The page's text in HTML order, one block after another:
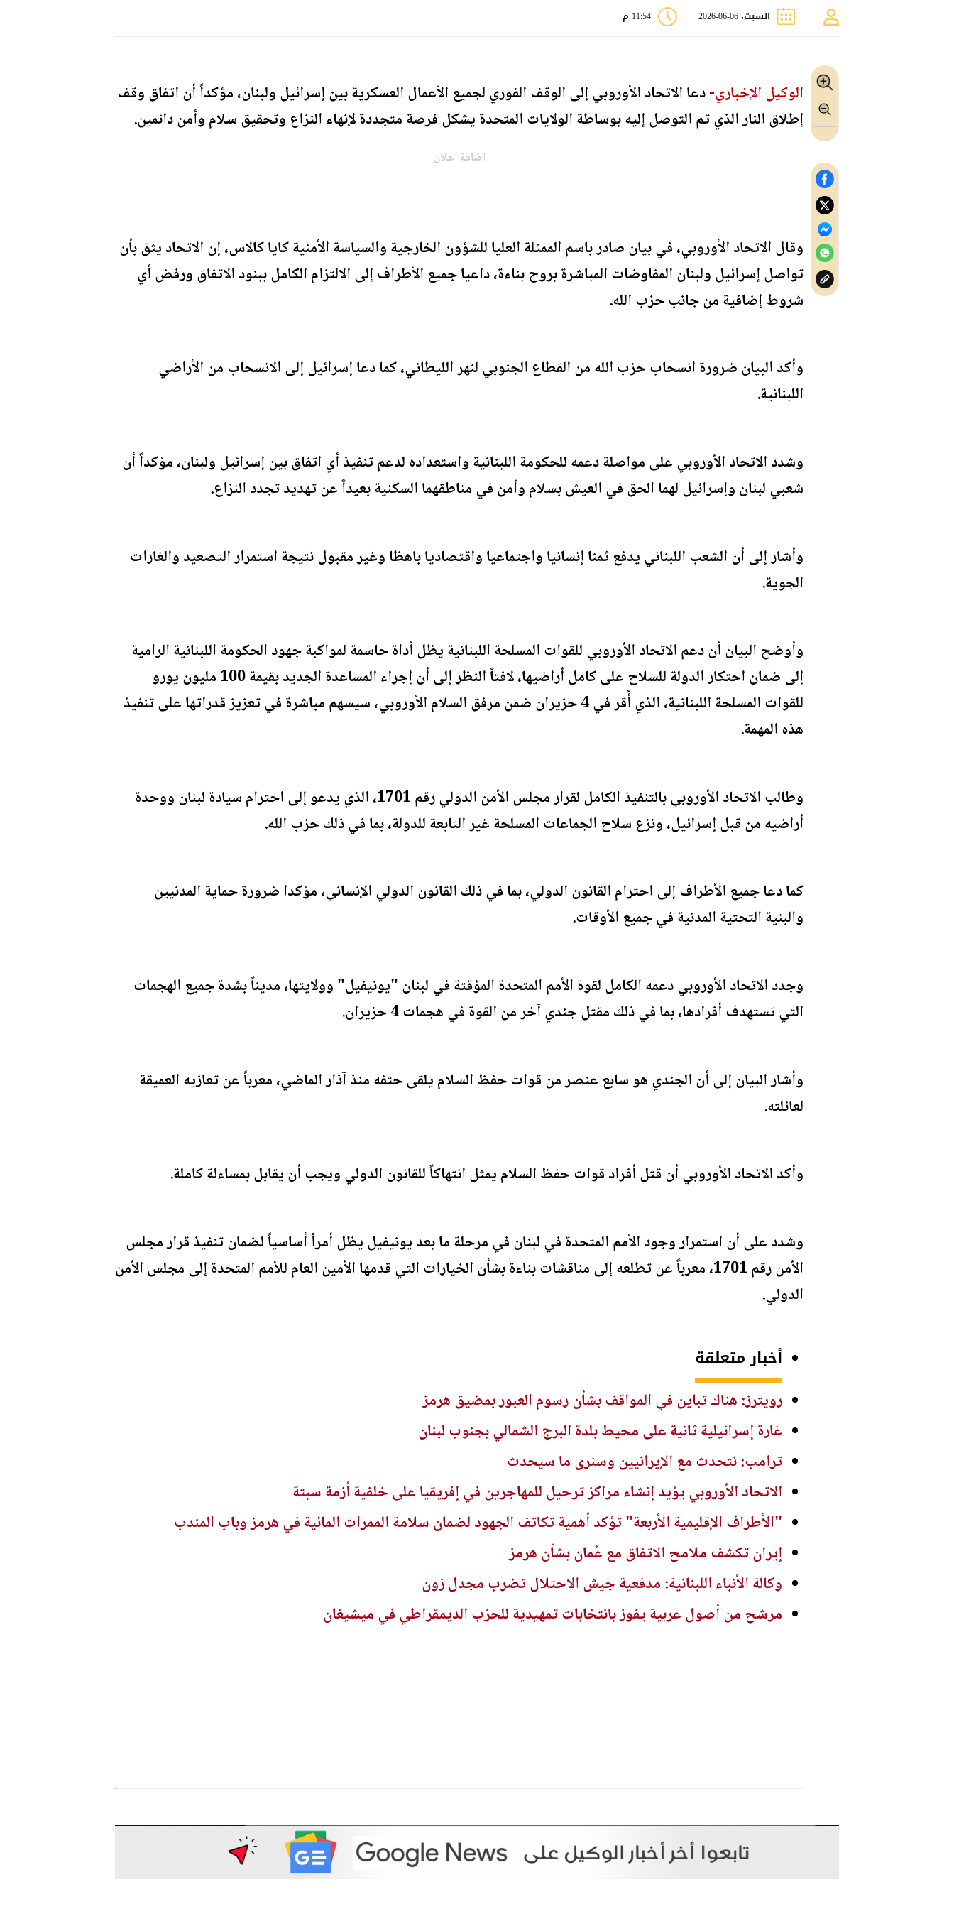
السبت، 06-06-2026 11:54 م
الوكيل الإخباري-دعا الاتحاد الأوروبي إلى الوقف الفوري لجميع الأعمال العسكرية بين إسرائيل ولبنان، مؤكداً أن اتفاق وقف
إطلاق النار الذي تم التوصل إليه بوساطة الولايات المتحدة يشكل فرصة متجددة لإنهاء النزاع وتحقيق سلام وأمن دائمين.
اضافة اعلان
وقال الاتحاد الأوروبي، في بيان صادر باسم الممثلة العليا للشؤون الخارجية والسياسة الأمنية كايا كالاس، إن الاتحاد يثق بأن
تواصل إسرائيل ولبنان المفاوضات المباشرة بروح بناءة، داعيا جميع الأطراف إلى الالتزام الكامل ببنود الاتفاق ورفض أي
شروط إضافية من جانب حزب الله.
وأكد البيان ضرورة انسحاب حزب الله من القطاع الجنوبي لنهر الليطاني، كما دعا إسرائيل إلى الانسحاب من الأراضي
اللبنانية.
وشدد الاتحاد الأوروبي على مواصلة دعمه للحكومة اللبنانية واستعداده لدعم تنفيذ أي اتفاق بين إسرائيل ولبنان، مؤكداً أن
شعبي لبنان وإسرائيل لهما الحق في العيش بسلام وأمن في مناطقهما السكنية بعيداً عن تهديد تجدد النزاع.
وأشار إلى أن الشعب اللبناني يدفع ثمنا إنسانيا واجتماعيا واقتصاديا باهظا وغير مقبول نتيجة استمرار التصعيد والغارات
الجوية.
وأوضح البيان أن دعم الاتحاد الأوروبي للقوات المسلحة اللبنانية يظل أداة حاسمة لمواكبة جهود الحكومة اللبنانية الرامية
إلى ضمان احتكار الدولة للسلاح على كامل أراضيها، لافتاً النظر إلى أن إجراء المساعدة الجديد بقيمة 100 مليون يورو
للقوات المسلحة اللبنانية، الذي أُقر في 4 حزيران ضمن مرفق السلام الأوروبي، سيسهم مباشرة في تعزيز قدراتها على تنفيذ
هذه المهمة.
وطالب الاتحاد الأوروبي بالتنفيذ الكامل لقرار مجلس الأمن الدولي رقم 1701، الذي يدعو إلى احترام سيادة لبنان ووحدة
أراضيه من قبل إسرائيل، ونزع سلاح الجماعات المسلحة غير التابعة للدولة، بما في ذلك حزب الله.
كما دعا جميع الأطراف إلى احترام القانون الدولي، بما في ذلك القانون الدولي الإنساني، مؤكدا ضرورة حماية المدنيين
والبنية التحتية المدنية في جميع الأوقات.
وجدد الاتحاد الأوروبي دعمه الكامل لقوة الأمم المتحدة المؤقتة في لبنان "يونيفيل" وولايتها، مديناً بشدة جميع الهجمات
التي تستهدف أفرادها، بما في ذلك مقتل جندي آخر من القوة في هجمات 4 حزيران.
وأشار البيان إلى أن الجندي هو سابع عنصر من قوات حفظ السلام يلقى حتفه منذ آذار الماضي، معرباً عن تعازيه العميقة
لعائلته.
وأكد الاتحاد الأوروبي أن قتل أفراد قوات حفظ السلام يمثل انتهاكاً للقانون الدولي ويجب أن يقابل بمساءلة كاملة.
وشدد على أن استمرار وجود الأمم المتحدة في لبنان في مرحلة ما بعد يونيفيل يظل أمراً أساسياً لضمان تنفيذ قرار مجلس
الأمن رقم 1701، معرباً عن تطلعه إلى مناقشات بناءة بشأن الخيارات التي قدمها الأمين العام للأمم المتحدة إلى مجلس الأمن
الدولي.
أخبار متعلقة
رويترز: هناك تباين في المواقف بشأن رسوم العبور بمضيق هرمز
غارة إسرائيلية ثانية على محيط بلدة البرج الشمالي بجنوب لبنان
ترامب: نتحدث مع الإيرانيين وسنرى ما سيحدث
الاتحاد الأوروبي يؤيد إنشاء مراكز ترحيل للمهاجرين في إفريقيا على خلفية أزمة سبتة
"الأطراف الإقليمية الأربعة" تؤكد أهمية تكاتف الجهود لضمان سلامة الممرات المائية في هرمز وباب المندب
إيران تكشف ملامح الاتفاق مع عُمان بشأن هرمز
وكالة الأنباء اللبنانية: مدفعية جيش الاحتلال تضرب مجدل زون
مرشح من أصول عربية يفوز بانتخابات تمهيدية للحزب الديمقراطي في ميشيغان